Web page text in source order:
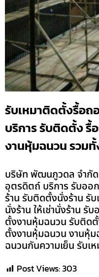
รับเหมาติดตั้งรื้อ
บริการ รับติดตั้ง รื้
งานหุ้มฉนวน รวม
บริษัท พัฒนภูวดล จำกั
อุตรดิตถ์ บริการ รับออ
ร้าน รับติดตั้งนั่งร้าน รั
นั่งร้าน ให้เช่านั่งร้าน
ตั้งงานหุ้มฉนวน รับติด
ตั้งงานหุ้มฉนวน งานหุ้
ฉนวนกันความเย็น รับ
Post Views:303